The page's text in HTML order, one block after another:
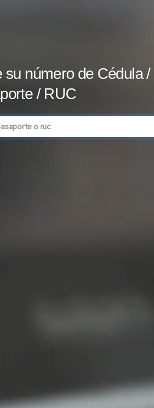
su número de Cédula /
/ RUC